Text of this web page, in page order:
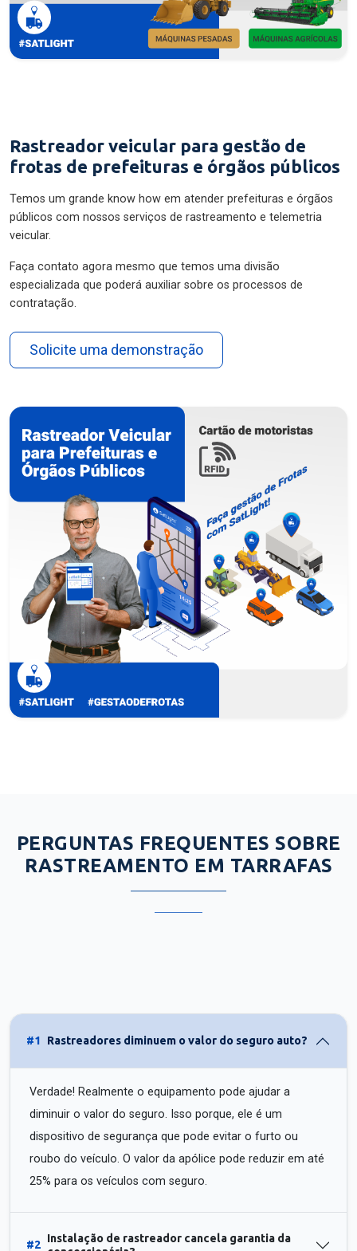
Rastreador veicular para gestão de
frotas de prefeituras e órgãos públicos
Temos um grande know how em atender prefeituras e órgãos
públicos com nossos serviços de rastreamento e telemetria
veicular.
Faça contato agora mesmo que temos uma divisão
especializada que poderá auxiliar sobre os processos de
contratação.
Solicite uma demonstração
PERGUNTAS FREQUENTES SOBRE
RASTREAMENTO EM TARRAFAS
#1 Rastreadores diminuem o valor do seguro auto?
Verdade! Realmente o equipamento pode ajudar a
diminuir o valor do seguro. Isso porque, ele é um
dispositivo de segurança que pode evitar o furto ou
roubo do veículo. O valor da apólice pode reduzir em até
25% para os veículos com seguro.
#2
Instalação de rastreador cancela garantia da